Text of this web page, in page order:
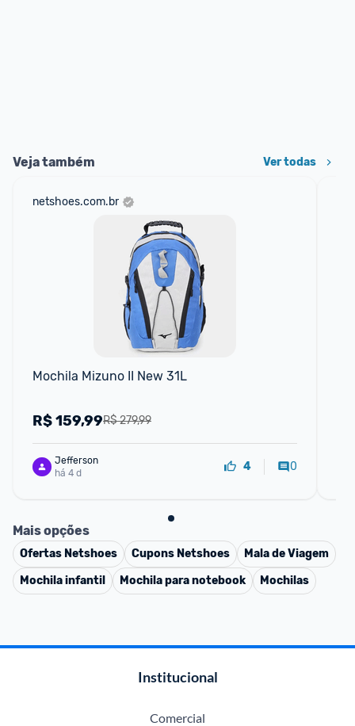
Veja também Ver todas
netshoes.com.br
Mochila Mizuno II New 31L
R$ 279,99
R$159,99
Jefferson
há 4 d
4 0
Mais opções
Ofertas Netshoes Cupons Netshoes
Mala de Viagem
Mochila infantil
Mochila para notebook Mochilas
Institucional
Comercial